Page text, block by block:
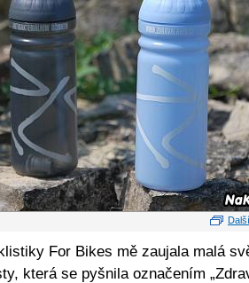
For Bikes mě zaujala malá
která se pyšnila označením